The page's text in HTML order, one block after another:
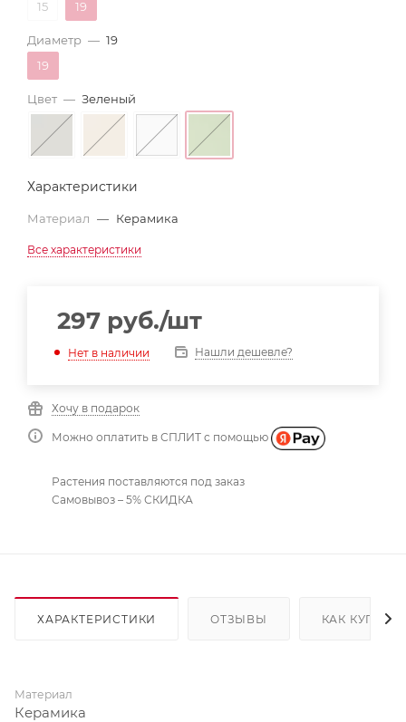
15
19
Диаметр — 19
19
Цвет — Зеленый
Характеристики
Материал — Керамика
Все характеристики
297 руб./шт
Нет в наличии Нашли дешевле?
Хочу в подарок
Можно оплатить в СПЛИТ с помощью
Растения поставляются под заказ
Самовывоз – 5% СКИДКА
ХАРАКТЕРИСТИКИ ОТЗЫВЫ КАК КУПИТЬ
Материал
Керамика